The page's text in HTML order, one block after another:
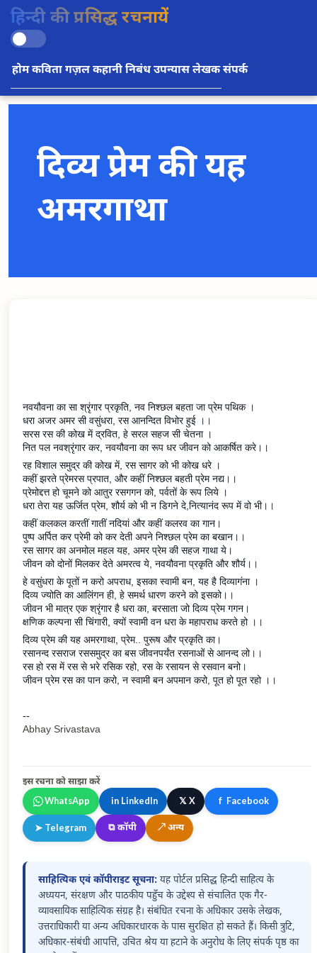
हिन्दी की प्रसिद्ध रचनायें
होमकवितागज़लकहानीनिबंधउपन्यासलेखकसंपर्क
दिव्य प्रेम की यह
अमरगाथा
नवयौवना का सा श्रृंगार प्रकृति, नव निश्छल बहता जा प्रेम पथिक ।
धरा अजर अमर सी वसुंधरा, रस आनन्दित विभोर हुई ।।
सरस रस की कोख में द्रवित, हे सरल सहज सी चेतना ।
नित पल नवश्रृंगार कर, नवयौवना का रूप धर जीवन को आकर्षित करे।।
रह विशाल समुद्र की कोख में, रस सागर को भी कोख धरे ।
कहीं झरते प्रेमरस प्रपात, और कहीं निश्छल बहती प्रेम नद्य।।
प्रेमोद्दत्त हो चूमने को आतुर रसगगन को, पर्वतों के रूप लिये ।
धरा तेरा यह ऊर्जित प्रेम, शौर्य को भी न डिगने दे,नित्यानंद रूप में वो भी।।
कहीं कलकल करतीं गातीं नदियां और कहीं कलरव का गान।
पुष्प अर्पित कर प्रेमी को कर देती अपने निश्छल प्रेम का बखान।।
रस सागर का अनमोल महल यह, अमर प्रेम की सहज गाथा ये।
जीवन को दोनों मिलकर देते अमरत्व ये, नवयौवना प्रकृति और शौर्य।।
हे वसुंधरा के पूतों न करो अपराध, इसका स्वामी बन, यह है दिव्यागंना ।
दिव्य ज्योति का आलिंगन ही, हे समर्थ धारण करने को इसको।।
जीवन भी मात्र एक श्रृंगार है धरा का, बरसाता जो दिव्य प्रेम गगन।
क्षणिक कल्पना सी चिंगारी, क्यों स्वामी वन धरा के महापराध करते हो ।।
दिव्य प्रेम की यह अमरगाथा, प्रेम.. पुरूष और प्रकृति का।
रसानन्द रसराज रससमुद्र का बस जीवनपर्यंत रसनाओं से आनन्द लो।।
रस हो रस में रस से भरे रसिक रहो, रस के रसायन से रसवान बनो।
जीवन प्रेम रस का पान करो, न स्वामी बन अपमान करो, पूत हो पूत रहो ।।
--
Abhay Srivastava
इस रचना को साझा करें
WhatsApp
in LinkedIn 𝕏 X f Facebook
➤ Telegram ⧉ कॉपी ↗ अन्य
साहित्यिक एवं कॉपीराइट सूचना: यह पोर्टल प्रसिद्ध हिन्दी साहित्य के
अध्ययन, संरक्षण और पाठकीय पहुँच के उद्देश्य से संचालित एक गैर-
व्यावसायिक साहित्यिक संग्रह है। संबंधित रचना के अधिकार उसके लेखक,
उत्तराधिकारी या अन्य अधिकारधारक के पास सुरक्षित हो सकते हैं। किसी त्रुटि,
अधिकार-संबंधी आपत्ति, उचित श्रेय या हटाने के अनुरोध के लिए संपर्क पृष्ठ का